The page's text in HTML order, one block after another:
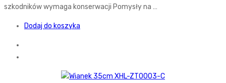
szkodników wymaga konserwacji Pomysły na …
Dodaj do koszyka